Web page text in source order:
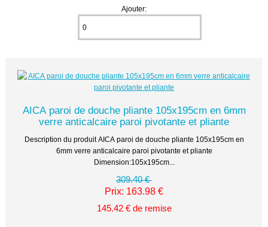
Ajouter:
AICA paroi de douche pliante 105x195cm en 6mm
verre anticalcaire paroi pivotante et pliante
Description du produit AICA paroi de douche pliante 105x195cm en
6mm verre anticalcaire paroi pivotante et pliante
Dimension:105x195cm...
309.40 €
Prix: 163.98 €
145.42 € de remise